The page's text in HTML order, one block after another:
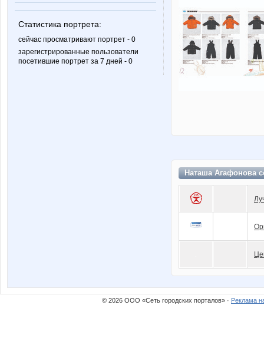
Статистика портрета:
сейчас просматривают портрет - 0
зарегистрированные пользователи
посетившие портрет за 7 дней - 0
Наташа Агафонова
© 2026 ООО «Сеть городских порталов» · Реклама